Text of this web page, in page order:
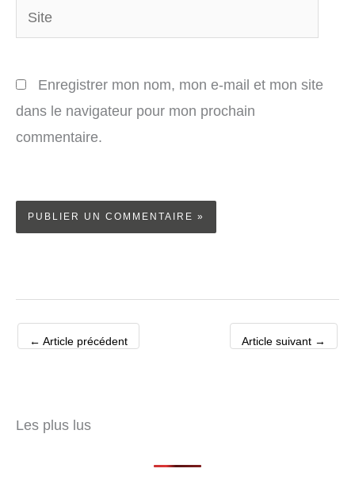
Site
Enregistrer mon nom, mon e-mail et mon site
dans le navigateur pour mon prochain
commentaire.
← Article précédent Article suivant →
Les plus lus